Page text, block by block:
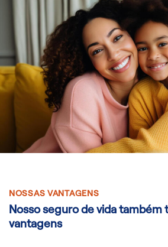
NOSSAS VANTAGENS
Nosso seguro de vida também
vantagens